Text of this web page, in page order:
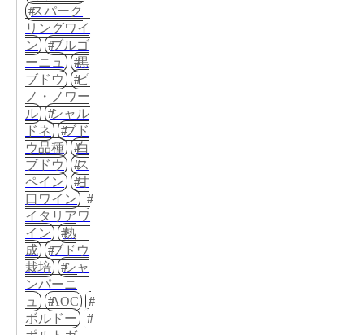
スパーク
リングワイ
ン
ブルゴ
ーニュ
黒
ブドウ
ピ
ノ・ノワー
ル
シャル
ドネ
ブド
ウ品種
白
ブドウ
ス
ペイン
甘
口ワイン
イタリアワ
イン
熟
成
ブドウ
栽培
シャ
ンパーニ
ュ
AOC
ボルドー